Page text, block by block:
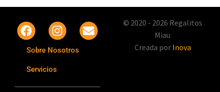
Sobre Nosotros
Servicios
© 2020 - 2026 Regalitos
Miau
Creada por Inova